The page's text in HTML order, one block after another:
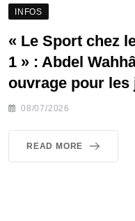
INFOS
« Le Sport chez
1 » : Abdel
ouvrage pour les
08/07/2026
READ MORE